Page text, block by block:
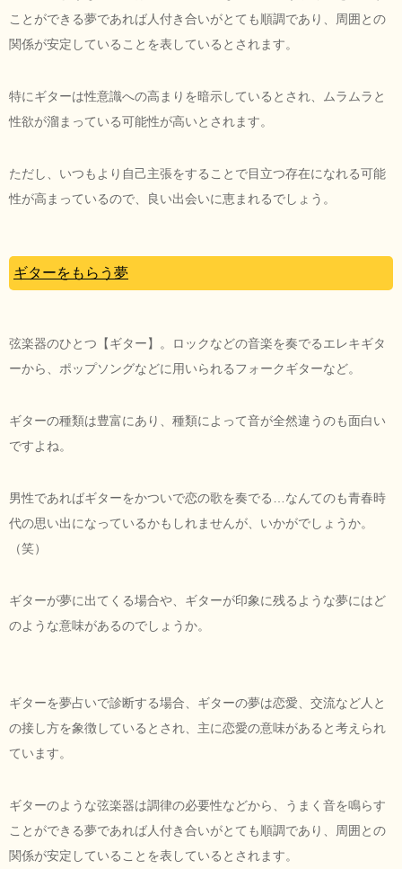
ことができる夢であれば人付き合いがとても順調であり、周囲との
関係が安定していることを表しているとされます。
特にギターは性意識への高まりを暗示しているとされ、ムラムラと
性欲が溜まっている可能性が高いとされます。
ただし、いつもより自己主張をすることで目立つ存在になれる可能
性が高まっているので、良い出会いに恵まれるでしょう。
ギターをもらう夢
弦楽器のひとつ【ギター】。ロックなどの音楽を奏でるエレキギタ
ーから、ポップソングなどに用いられるフォークギターなど。
ギターの種類は豊富にあり、種類によって音が全然違うのも面白い
ですよね。
男性であればギターをかついで恋の歌を奏でる…なんてのも青春時
代の思い出になっているかもしれませんが、いかがでしょうか。
（笑）
ギターが夢に出てくる場合や、ギターが印象に残るような夢にはど
のような意味があるのでしょうか。
ギターを夢占いで診断する場合、ギターの夢は恋愛、交流など人と
の接し方を象徴しているとされ、主に恋愛の意味があると考えられ
ています。
ギターのような弦楽器は調律の必要性などから、うまく音を鳴らす
ことができる夢であれば人付き合いがとても順調であり、周囲との
関係が安定していることを表しているとされます。